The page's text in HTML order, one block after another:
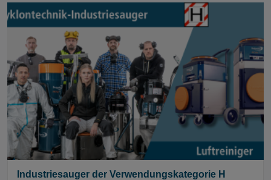
Industriesauger der Verwendungskategorie H